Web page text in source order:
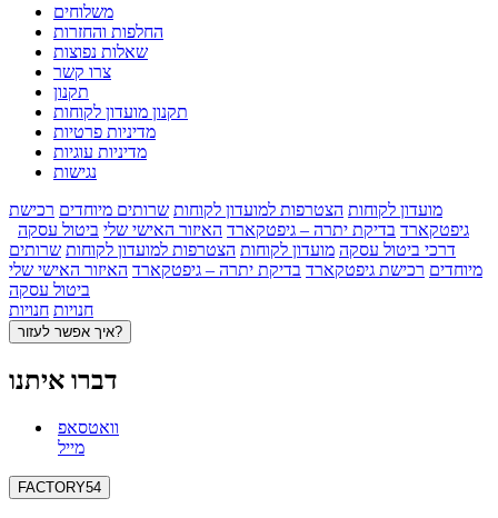
משלוחים
החלפות והחזרות
שאלות נפוצות
צרו קשר
תקנון
תקנון מועדון לקוחות
מדיניות פרטיות
מדיניות עוגיות
נגישות
מועדון לקוחות הצטרפות למועדון לקוחות שרותים מיוחדים רכישת
גיפטקארד בדיקת יתרה – גיפטקארד האיזור האישי שלי ביטול עסקה
דרכי ביטול עסקה מועדון לקוחות הצטרפות למועדון לקוחות שרותים
מיוחדים רכישת גיפטקארד בדיקת יתרה – גיפטקארד האיזור האישי שלי
ביטול עסקה
חנויות חנויות
איך אפשר לעזור?
דברו איתנו
וואטסאפ
מייל
FACTORY54